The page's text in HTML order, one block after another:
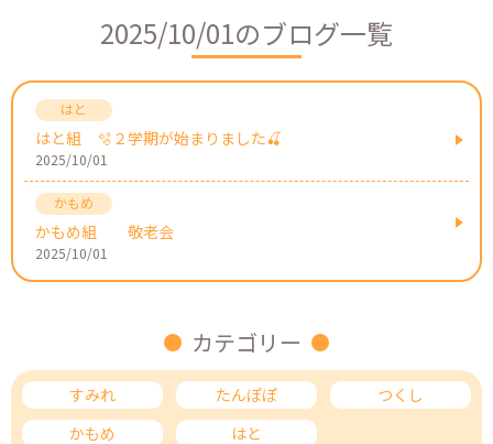
2025/10/01のブログ一覧
はと組 🫧２学期が始まりました🍒
2025/10/01
かもめ組 敬老会
2025/10/01
カテゴリー
すみれ たんぽぽ
つくし
かもめ
はと